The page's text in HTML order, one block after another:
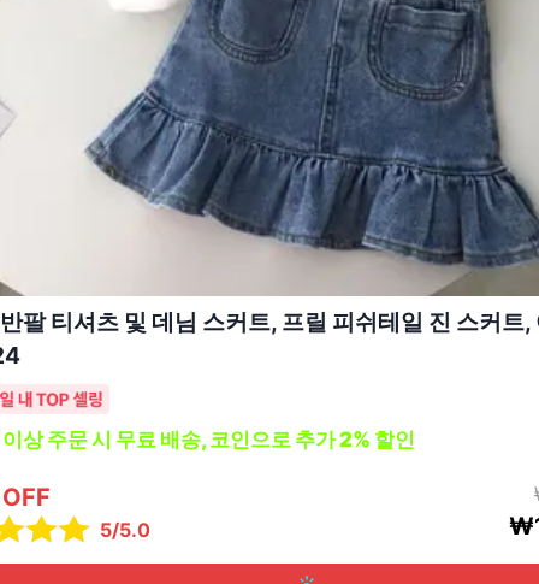
팔 티셔츠 및 데님 스커트, 프릴 피쉬테일 진 스커트,
주문 시 무료 배송, 코인으로 추가 2% 할인
5/5.0